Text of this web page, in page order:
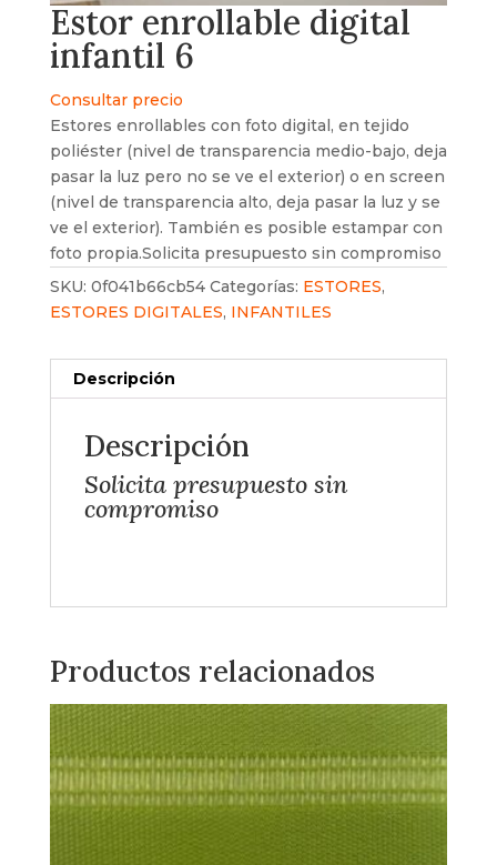
Estor enrollable digital
infantil 6
Consultar precio
Estores enrollables con foto digital, en tejido
poliéster (nivel de transparencia medio-bajo, deja
pasar la luz pero no se ve el exterior) o en screen
(nivel de transparencia alto, deja pasar la luz y se
ve el exterior). También es posible estampar con
foto propia.Solicita presupuesto sin compromiso
SKU: 0f041b66cb54 Categorías: ESTORES,
ESTORES DIGITALES, INFANTILES
Descripción
Descripción
Solicita presupuesto sin
compromiso
Productos relacionados